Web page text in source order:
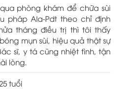
phòng khám để chữa sùi
pháp Ala-Pdt theo chỉ định
tháng điều trị thì tôi thấy
mụn sùi, hiệu quả thật sự
sĩ, y tá cũng nhiệt tình, tận
lòng.
tuổi